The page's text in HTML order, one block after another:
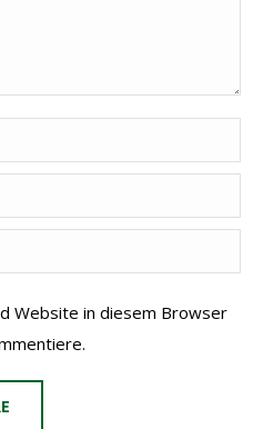
Website in diesem Browser